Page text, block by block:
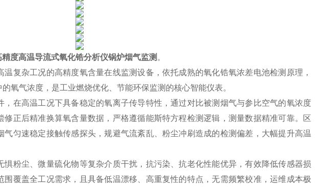
精度高温导流式氧化锆分析仪锅炉烟气监测 。
复杂工况的高精度氧含量在线监测设备，依托成熟的氧化锆氧浓差电池检测原理，
氧气浓度，是工业燃烧优化、节能环保监测的核心智能仪表。
在高温工况下具备稳定的氧离子传导特性，通过对比被测烟气与参比空气的氧浓度
正后精准换算氧含量数据，严格遵循能斯特方程检测逻辑，测量数据精准可靠。区
匀速稳定接触传感探头，规避气流紊乱、粉尘冲刷造成的检测偏差，大幅提升高温
粉尘、微量硫化物等复杂介质干扰，抗污染、抗老化性能优异，有效降低传感器损
覆盖全工况需求，且具备低温漂移、高重复性的特点，无需频繁校准，运维成本极